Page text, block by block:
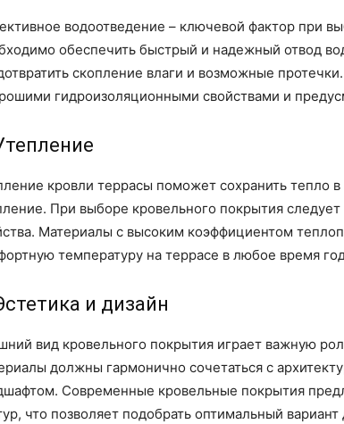
водоотведение – ключевой фактор при
обеспечить быстрый и надежный отвод
скопление влаги и возможные
гидроизоляционными свойствами и
кровли террасы поможет сохранить тепло
При выборе кровельного покрытия
Материалы с высоким коэффициентом
температуру на террасе в любое время
и дизайн
вид кровельного покрытия играет важную
должны гармонично сочетаться с
Современные кровельные покрытия
что позволяет подобрать оптимальный